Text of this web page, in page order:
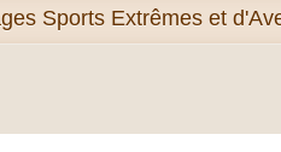
Sports Extrêmes et